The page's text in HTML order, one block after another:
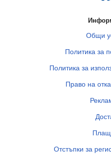
Общи
Политика за
Политика за
Право на
Отстъпки за